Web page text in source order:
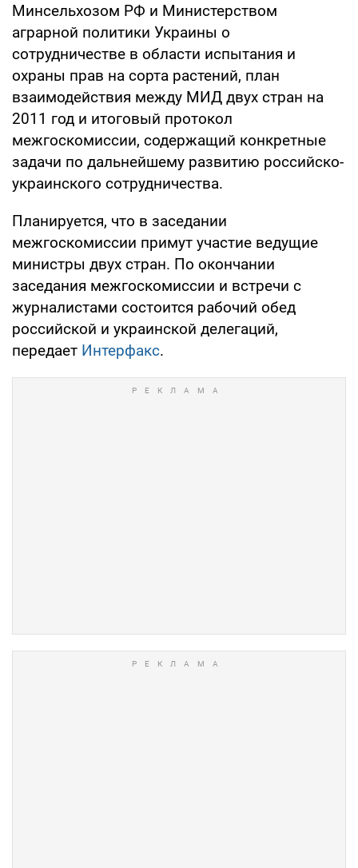
Минсельхозом РФ и Министерством
аграрной политики Украины о
сотрудничестве в области испытания и
охраны прав на сорта растений, план
взаимодействия между МИД двух стран на
2011 год и итоговый протокол
межгоскомиссии, содержащий конкретные
задачи по дальнейшему развитию российско-
украинского сотрудничества.
Планируется, что в заседании
межгоскомиссии примут участие ведущие
министры двух стран. По окончании
заседания межгоскомиссии и встречи с
журналистами состоится рабочий обед
российской и украинской делегаций,
передает Интерфакс.